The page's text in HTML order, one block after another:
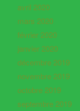
avril 2020
mars 2020
février 2020
janvier 2020
décembre 2019
novembre 2019
octobre 2019
septembre 2019